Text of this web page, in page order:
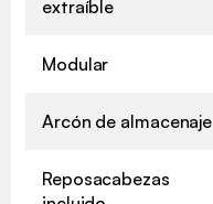
extraíble
Modular
Arcón de almacenaje
Reposacabezas